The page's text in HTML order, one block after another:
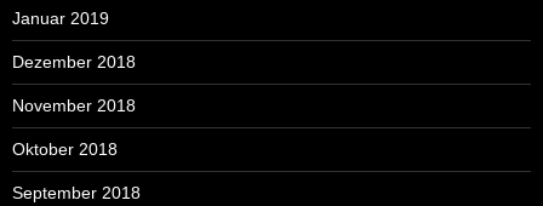
Januar 2019
Dezember 2018
November 2018
Oktober 2018
September 2018